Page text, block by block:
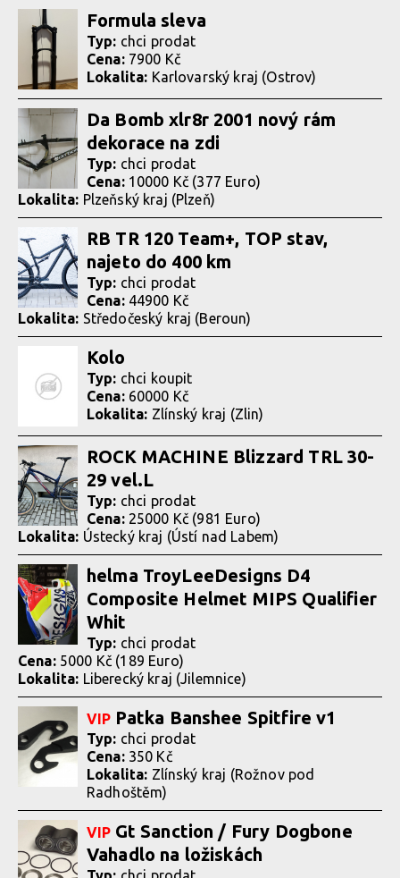
Formula sleva
Typ: chci prodat
Cena: 7900 Kč
Lokalita: Karlovarský kraj (Ostrov)
Da Bomb xlr8r 2001 nový rám
dekorace na zdi
Typ: chci prodat
Cena: 10000 Kč (377 Euro)
Lokalita: Plzeňský kraj (Plzeň)
RB TR 120 Team+, TOP stav,
najeto do 400 km
Typ: chci prodat
Cena: 44900 Kč
Lokalita: Středočeský kraj (Beroun)
Kolo
Typ: chci koupit
Cena: 60000 Kč
Lokalita: Zlínský kraj (Zlin)
ROCK MACHINE Blizzard TRL 30-
29 vel.L
Typ: chci prodat
Cena: 25000 Kč (981 Euro)
Lokalita: Ústecký kraj (Ústí nad Labem)
helma TroyLeeDesigns D4
Composite Helmet MIPS Qualifier
Whit
Typ: chci prodat
Cena: 5000 Kč (189 Euro)
Lokalita: Liberecký kraj (Jilemnice)
VIP Patka Banshee Spitfire v1
Typ: chci prodat
Cena: 350 Kč
Lokalita: Zlínský kraj (Rožnov pod
Radhoštěm)
VIP Gt Sanction / Fury Dogbone
Vahadlo na ložiskách